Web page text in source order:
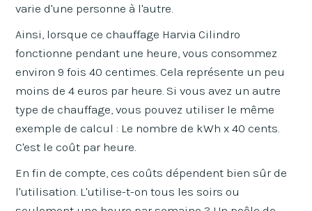
varie d'une personne à l'autre.
Ainsi, lorsque ce chauffage Harvia Cilindro
fonctionne pendant une heure, vous consommez
environ 9 fois 40 centimes. Cela représente un peu
moins de 4 euros par heure. Si vous avez un autre
type de chauffage, vous pouvez utiliser le même
exemple de calcul : Le nombre de kWh x 40 cents.
C'est le coût par heure.
En fin de compte, ces coûts dépendent bien sûr de
l'utilisation. L'utilise-t-on tous les soirs ou